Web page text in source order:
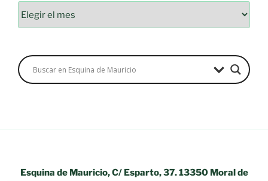
Esquina de Mauricio, C/ Esparto, 37. 13350 Moral de